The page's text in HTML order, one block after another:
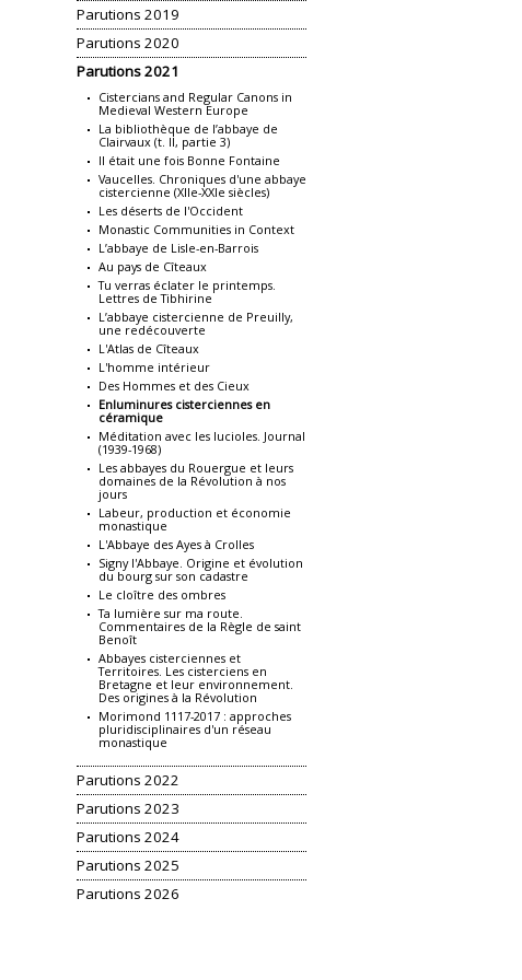
Parutions 2019
Parutions 2020
Parutions 2021
Cistercians and Regular Canons in
Medieval Western Europe
La bibliothèque de l’abbaye de
Clairvaux (t. II, partie 3)
Il était une fois Bonne Fontaine
Vaucelles. Chroniques d'une abbaye
cistercienne (XIIe-XXIe siècles)
Les déserts de l'Occident
Monastic Communities in Context
L’abbaye de Lisle-en-Barrois
Au pays de Cîteaux
Tu verras éclater le printemps.
Lettres de Tibhirine
L’abbaye cistercienne de Preuilly,
une redécouverte
L'Atlas de Cîteaux
L'homme intérieur
Des Hommes et des Cieux
Enluminures cisterciennes en
céramique
Méditation avec les lucioles. Journal
(1939-1968)
Les abbayes du Rouergue et leurs
domaines de la Révolution à nos
jours
Labeur, production et économie
monastique
L'Abbaye des Ayes à Crolles
Signy l'Abbaye. Origine et évolution
du bourg sur son cadastre
Le cloître des ombres
Ta lumière sur ma route.
Commentaires de la Règle de saint
Benoît
Abbayes cisterciennes et
Territoires. Les cisterciens en
Bretagne et leur environnement.
Des origines à la Révolution
Morimond 1117-2017 : approches
pluridisciplinaires d'un réseau
monastique
Parutions 2022
Parutions 2023
Parutions 2024
Parutions 2025
Parutions 2026